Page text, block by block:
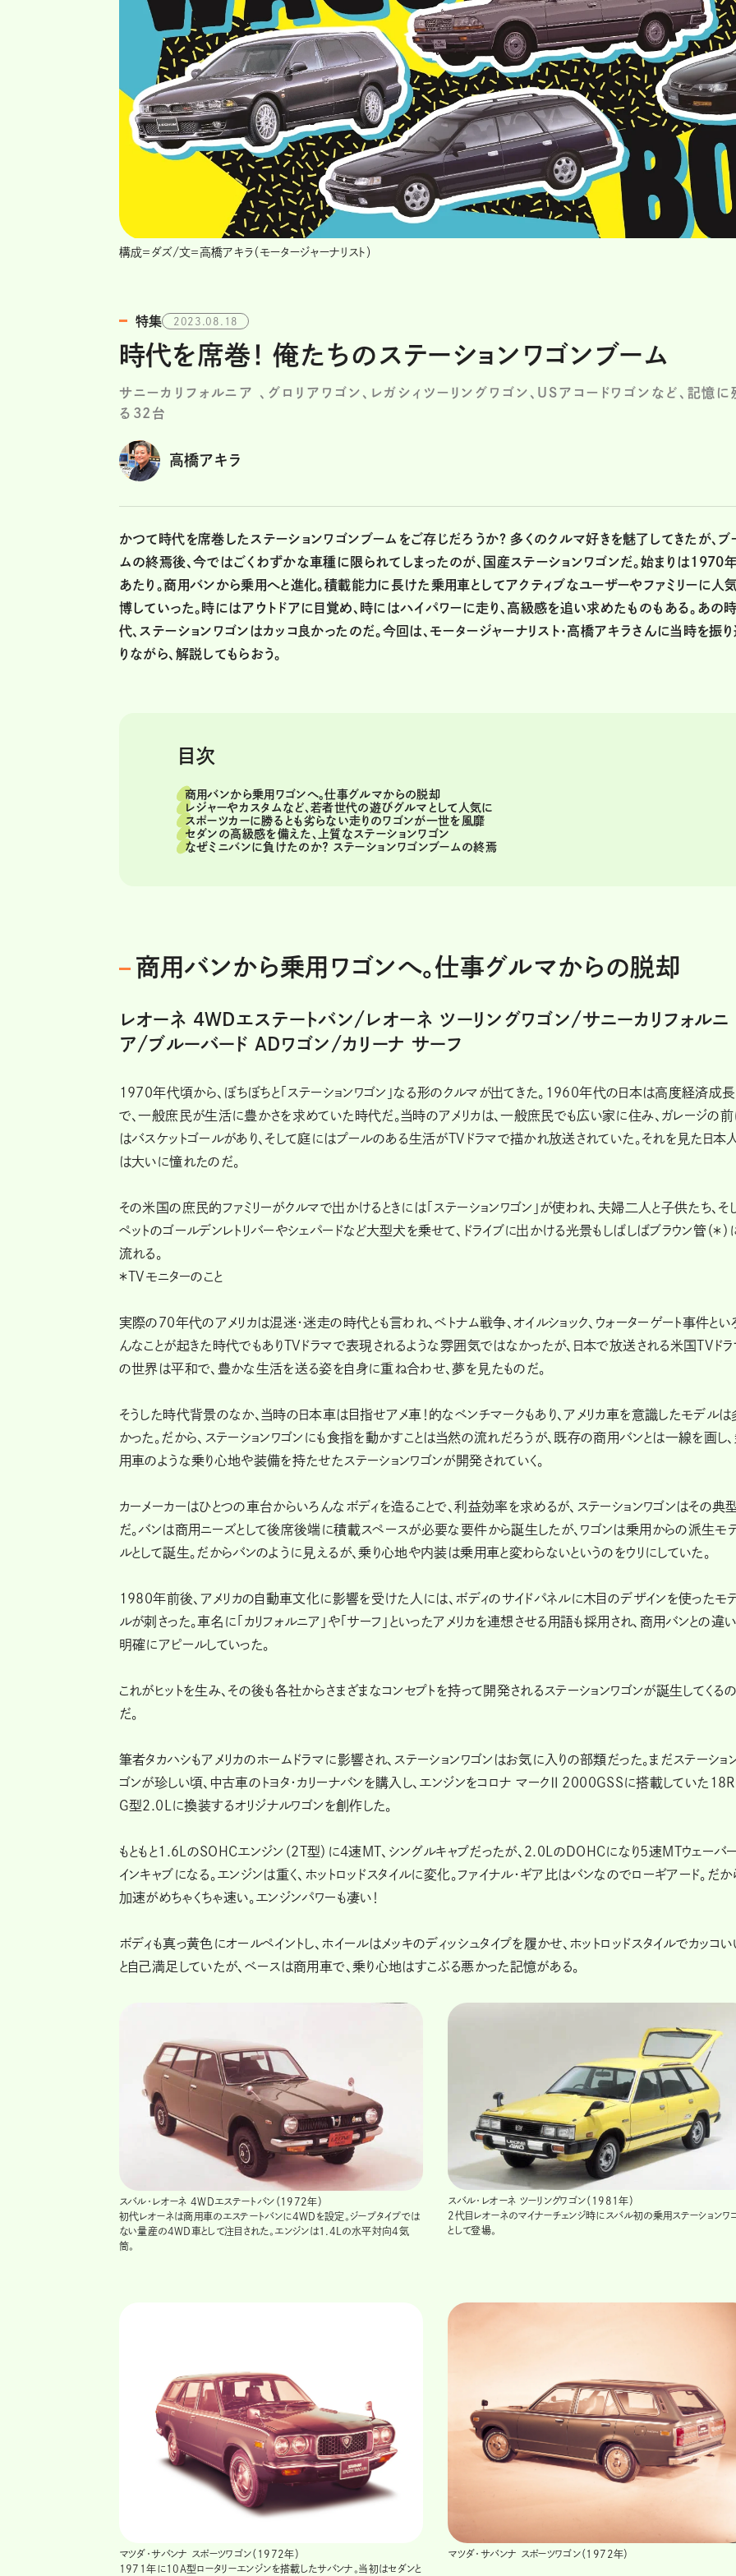
構成＝ダズ/文＝高橋アキラ（モータージャーナリスト）
特集 2023.08.18
時代を席巻！ 俺たちのステーションワゴンブーム
サニーカリフォルニア 、グロリアワゴン、レガシィツーリングワゴン、USアコードワゴンなど、記憶に
る32台
高橋アキラ
かつて時代を席巻したステーションワゴンブームをご存じだろうか？ 多くのクルマ好きを魅了してきたが、ブ
ムの終焉後、今ではごくわずかな車種に限られてしまったのが、国産ステーションワゴンだ。始まりは1970
あたり。商用バンから乗用へと進化。積載能力に長けた乗用車としてアクティブなユーザーやファミリーに人
博していった。時にはアウトドアに目覚め、時にはハイパワーに走り、高級感を追い求めたものもある。あの
代、ステーションワゴンはカッコ良かったのだ。今回は、モータージャーナリスト・高橋アキラさんに当時を振
りながら、解説してもらおう。
目次
商用バンから乗用ワゴンへ。仕事グルマからの脱却
レジャーやカスタムなど、若者世代の遊びグルマとして人気に
スポーツカーに勝るとも劣らない走りのワゴンが一世を風靡
セダンの高級感を備えた、上質なステーションワゴン
なぜミニバンに負けたのか？ ステーションワゴンブームの終焉
商用バンから乗用ワゴンへ。仕事グルマからの脱却
レオーネ 4WDエステートバン/レオーネ ツーリングワゴン/サニーカリフォルニ
ア/ブルーバード ADワゴン/カリーナ サーフ
1970年代頃から、ぼちぼちと「ステーションワゴン」なる形のクルマが出てきた。1960年代の日本は高度経済成
で、一般庶民が生活に豊かさを求めていた時代だ。当時のアメリカは、一般庶民でも広い家に住み、ガレージの
はバスケットゴールがあり、そして庭にはプールのある生活がTVドラマで描かれ放送されていた。それを見た日本
は大いに憧れたのだ。
その米国の庶民的ファミリーがクルマで出かけるときには「ステーションワゴン」が使われ、夫婦二人と子供たち、そ
ペットのゴールデンレトリバーやシェパードなど大型犬を乗せて、ドライブに出かける光景もしばしばブラウン管（＊）
流れる。
＊TVモニターのこと
実際の70年代のアメリカは混迷・迷走の時代とも言われ、ベトナム戦争、オイルショック、ウォーターゲート事件とい
んなことが起きた時代でもありTVドラマで表現されるような雰囲気ではなかったが、日本で放送される米国TVド
の世界は平和で、豊かな生活を送る姿を自身に重ね合わせ、夢を見たものだ。
そうした時代背景のなか、当時の日本車は目指せアメ車！的なベンチマークもあり、アメリカ車を意識したモデルは
かった。だから、ステーションワゴンにも食指を動かすことは当然の流れだろうが、既存の商用バンとは一線を画し
用車のような乗り心地や装備を持たせたステーションワゴンが開発されていく。
カーメーカーはひとつの車台からいろんなボディを造ることで、利益効率を求めるが、ステーションワゴンはその典
だ。バンは商用ニーズとして後席後端に積載スペースが必要な要件から誕生したが、ワゴンは乗用からの派生モ
ルとして誕生。だからバンのように見えるが、乗り心地や内装は乗用車と変わらないというのをウリにしていた。
1980年前後、アメリカの自動車文化に影響を受けた人には、ボディのサイドパネルに木目のデザインを使ったモ
ルが刺さった。車名に「カリフォルニア」や「サーフ」といったアメリカを連想させる用語も採用され、商用バンとの違
明確にアピールしていった。
これがヒットを生み、その後も各社からさまざまなコンセプトを持って開発されるステーションワゴンが誕生してくる
だ。
筆者タカハシもアメリカのホームドラマに影響され、ステーションワゴンはお気に入りの部類だった。まだステーショ
ゴンが珍しい頃、中古車のトヨタ・カリーナバンを購入し、エンジンをコロナ マークⅡ 2000GSSに搭載していた
G型2.0Lに換装するオリジナルワゴンを創作した。
もともと1.6LのSOHCエンジン（2T型）に4速MT、シングルキャプだったが、2.0LのDOHCになり5速MTウェーバ
インキャブになる。エンジンは重く、ホットロッドスタイルに変化。ファイナル・ギア比はバンなのでローギアード。だか
加速がめちゃくちゃ速い。エンジンパワーも凄い！
ボディも真っ黄色にオールペイントし、ホイールはメッキのディッシュタイプを履かせ、ホットロッドスタイルでカッコい
と自己満足していたが、ベースは商用車で、乗り心地はすこぶる悪かった記憶がある。
スバル・レオーネ 4WDエステートバン（1972年）
初代レオーネは商用車のエステートバンに4WDを設定。ジープタイプでは
ない量産の4WD車として注目された。エンジンは1.4Lの水平対向4気
筒。
スバル・レオーネ ツーリングワゴン（1981年）
2代目レオーネのマイナーチェンジ時にスバル初の乗用ステーションワ
として登場。
マツダ・サバンナ スポーツワゴン（1972年）
1971年に10A型ロータリーエンジンを搭載したサバンナ。当初はセダンと
マツダ・サバンナ スポーツワゴン（1972年）